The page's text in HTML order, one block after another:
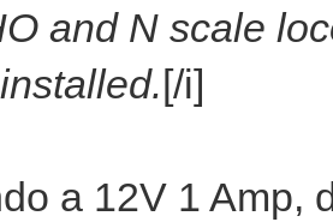
and N scale
[/i]
a 12V 1 Amp,